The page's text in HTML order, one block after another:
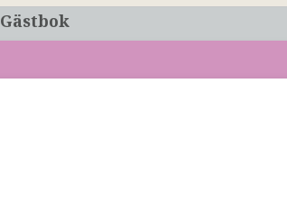
Gästbok